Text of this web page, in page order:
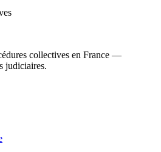
collectives en France —
judiciaires.